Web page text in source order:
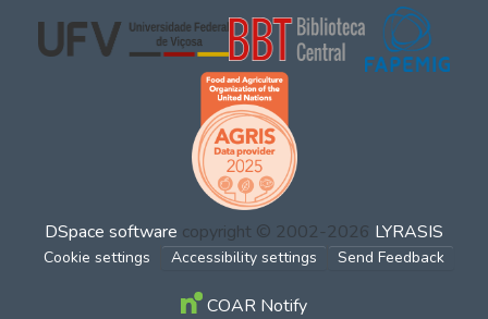
DSpace software copyright © 2002-2026 LYRASIS
Cookie settings Accessibility settings Send Feedback
COAR Notify